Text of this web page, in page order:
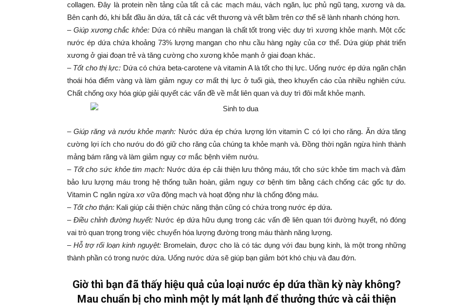
collagen. Đây là protein nền tảng của tất cả các mạch máu, vách ngăn, lục phủ ngũ tạng, xương và da.
Bên cạnh đó, khi bắt đầu ăn dứa, tất cả các vết thương và vết bầm trên cơ thể sẽ lành nhanh chóng hơn.
– Giúp xương chắc khỏe: Dứa có nhiều mangan là chất tốt trong việc duy trì xương khỏe mạnh. Một cốc
nước ép dứa chứa khoảng 73% lượng mangan cho nhu cầu hàng ngày của cơ thể. Dứa giúp phát triển
xương ở giai đoạn trẻ và tăng cường cho xương khỏe mạnh ở giai đoạn khác.
– Tốt cho thị lực: Dứa có chứa beta-carotene và vitamin A là tốt cho thị lực. Uống nước ép dứa ngăn chặn
thoái hóa điểm vàng và làm giảm nguy cơ mất thị lực ở tuổi già, theo khuyến cáo của nhiều nghiên cứu.
Chất chống oxy hóa giúp giải quyết các vấn đề về mắt liên quan và duy trì đôi mắt khỏe mạnh.
– Giúp răng và nướu khỏe mạnh: Nước dứa ép chứa lượng lớn vitamin C có lợi cho răng. Ăn dứa tăng
cường lợi ích cho nướu do đó giữ cho răng của chúng ta khỏe mạnh và. Đồng thời ngăn ngừa hình thành
mảng bám răng và làm giảm nguy cơ mắc bệnh viêm nướu.
– Tốt cho sức khỏe tim mạch: Nước dứa ép cải thiện lưu thông máu, tốt cho sức khỏe tim mạch và đảm
bảo lưu lượng máu trong hệ thống tuần hoàn, giảm nguy cơ bệnh tim bằng cách chống các gốc tự do.
Vitamin C ngăn ngừa xơ vữa động mạch và hoạt động như là chống đông máu.
– Tốt cho thận: Kali giúp cải thiện chức năng thận cũng có chứa trong nước ép dứa.
– Điều chỉnh đường huyết: Nước ép dứa hữu dụng trong các vấn đề liên quan tới đường huyết, nó đóng
vai trò quan trọng trong việc chuyển hóa lượng đường trong máu thành năng lượng.
– Hỗ trợ rối loạn kinh nguyệt: Bromelain, được cho là có tác dụng với đau bụng kinh, là một trong những
thành phần có trong nước dứa. Uống nước dứa sẽ giúp bạn giảm bớt khó chịu và đau đớn.
Giờ thì bạn đã thấy hiệu quả của loại nước ép dứa thần kỳ này không?
Mau chuẩn bị cho mình một ly mát lạnh để thưởng thức và cải thiện